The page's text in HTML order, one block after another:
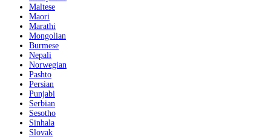
Maltese
Maori
Marathi
Mongolian
Burmese
Nepali
Norwegian
Pashto
Persian
Punjabi
Serbian
Sesotho
Sinhala
Slovak